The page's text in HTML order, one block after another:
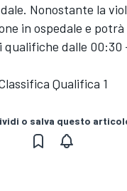
Nonostante la
in ospedale e potrà
dalle 00:30
Qualifica 1
o salva questo